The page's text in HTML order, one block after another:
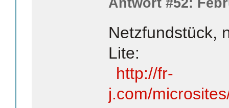
Antwort #52:
Netzfundstück,
Lite:
http://fr-
j.com/